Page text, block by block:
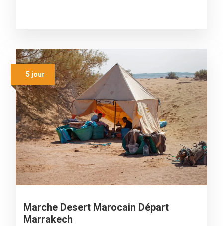
5 jour
Marche Desert Marocain Départ
Marrakech